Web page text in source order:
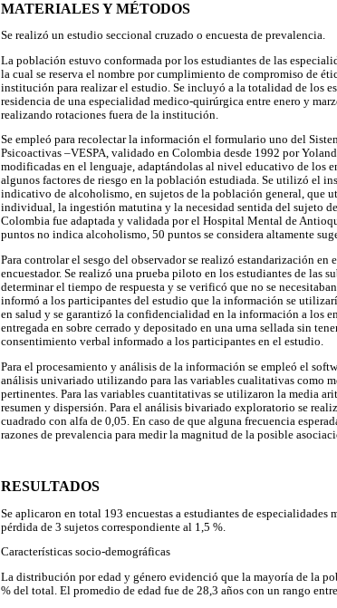
MATERIALES Y MÉTODOS
Se realizó un estudio seccional cruzado o encuesta de prevalencia.
La población estuvo conformada por los estudiantes de las
la cual se reserva el nombre por cumplimiento de compromiso de
institución para realizar el estudio. Se incluyó a la totalidad de los
residencia de una especialidad medico-quirúrgica entre enero y
realizando rotaciones fuera de la institución.
Se empleó para recolectar la información el formulario uno del
Psicoactivas –VESPA, validado en Colombia desde 1992 por
modificadas en el lenguaje, adaptándolas al nivel educativo de los
algunos factores de riesgo en la población estudiada. Se utilizó el
indicativo de alcoholismo, en sujetos de la población general, que
individual, la ingestión matutina y la necesidad sentida del sujeto
Colombia fue adaptada y validada por el Hospital Mental de
puntos no indica alcoholismo, 50 puntos se considera altamente
Para controlar el sesgo del observador se realizó estandarización
encuestador. Se realizó una prueba piloto en los estudiantes de las
determinar el tiempo de respuesta y se verificó que no se
informó a los participantes del estudio que la información se
en salud y se garantizó la confidencialidad en la información a los
entregada en sobre cerrado y depositado en una urna sellada sin
consentimiento verbal informado a los participantes en el estudio.
Para el procesamiento y análisis de la información se empleó el
análisis univariado utilizando para las variables cualitativas como
pertinentes. Para las variables cuantitativas se utilizaron la media
resumen y dispersión. Para el análisis bivariado exploratorio se
cuadrado con alfa de 0,05. En caso de que alguna frecuencia
razones de prevalencia para medir la magnitud de la posible
RESULTADOS
Se aplicaron en total 193 encuestas a estudiantes de
pérdida de 3 sujetos correspondiente al 1,5 %.
Características socio-demográficas
La distribución por edad y género evidenció que la mayoría de la
% del total. El promedio de edad fue de 28,3 años con un rango